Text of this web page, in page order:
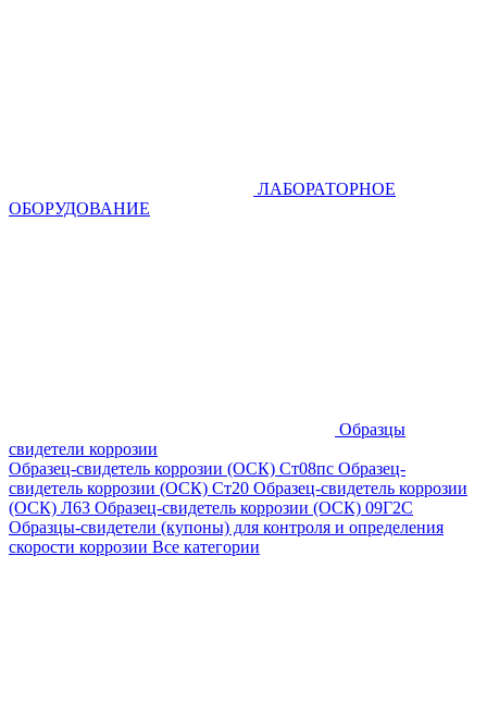
ЛАБОРАТОРНОЕ
ОБОРУДОВАНИЕ
Образцы
свидетели коррозии
Образец-свидетель коррозии (ОСК) Ст08пс Образец-
свидетель коррозии (ОСК) Ст20 Образец-свидетель коррозии
(ОСК) Л63 Образец-свидетель коррозии (ОСК) 09Г2С
Образцы-свидетели (купоны) для контроля и определения
скорости коррозии Все категории